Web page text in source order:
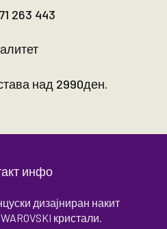
263 443
над 2990ден.
инфо
дизајниран накит
кристали.